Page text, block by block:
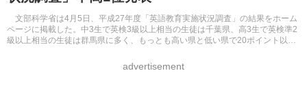
文部科学省は4月5日、平成27年度「英語教育実施状況調査」の結果をホーム
ページに掲載した。中3生で英検3級以上相当の生徒は千葉県、高3生で英検準2
級以上相当の生徒は群馬県に多く、もっとも高い県と低い県で20ポイント以上
advertisement